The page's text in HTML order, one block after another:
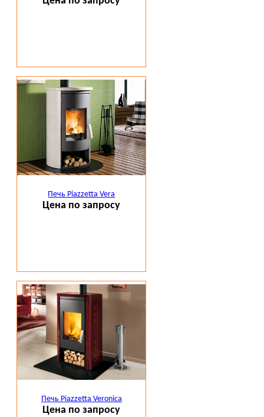
Печь Piazzetta Vera
Цена по запросу
Печь Piazzetta Veronica
Цена по запросу